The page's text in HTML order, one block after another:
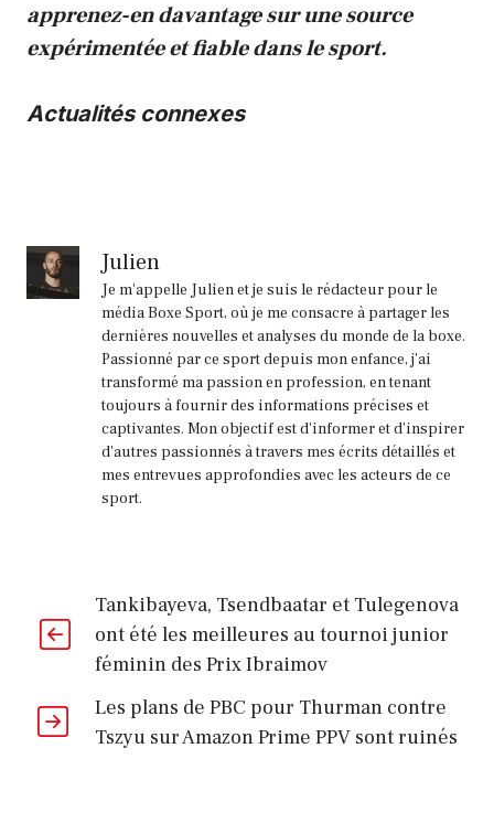
apprenez-en davantage sur une source
expérimentée et fiable dans le sport.
Actualités connexes
Julien
Je m'appelle Julien et je suis le rédacteur pour le
média Boxe Sport, où je me consacre à partager les
dernières nouvelles et analyses du monde de la boxe.
Passionné par ce sport depuis mon enfance, j'ai
transformé ma passion en profession, en tenant
toujours à fournir des informations précises et
captivantes. Mon objectif est d'informer et d'inspirer
d'autres passionnés à travers mes écrits détaillés et
mes entrevues approfondies avec les acteurs de ce
sport.
Tankibayeva, Tsendbaatar et Tulegenova
ont été les meilleures au tournoi junior
féminin des Prix Ibraimov
Les plans de PBC pour Thurman contre
Tszyu sur Amazon Prime PPV sont ruinés